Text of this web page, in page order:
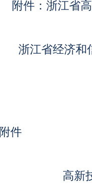
附件：浙江省
浙江省经济和
附件
高新